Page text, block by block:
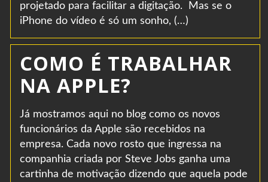
projetado para facilitar a digitação. Mas se o
iPhone do vídeo é só um sonho, (…)
COMO É TRABALHAR
NA APPLE?
Já mostramos aqui no blog como os novos
funcionários da Apple são recebidos na
empresa. Cada novo rosto que ingressa na
companhia criada por Steve Jobs ganha uma
cartinha de motivação dizendo que aquela pode